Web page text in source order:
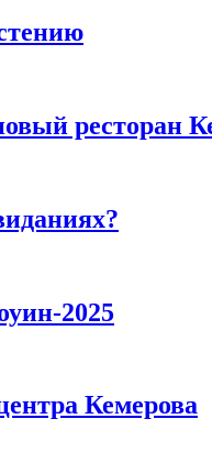
ресторан
2025
Кемерова